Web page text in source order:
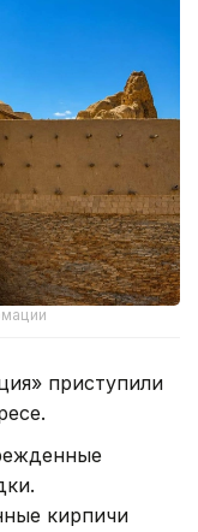
приступили
кирпичи